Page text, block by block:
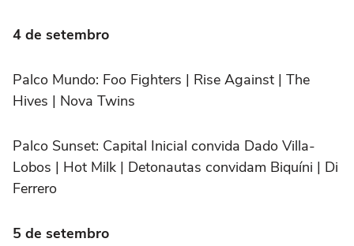
4 de setembro
Palco Mundo: Foo Fighters | Rise Against | The
Hives | Nova Twins
Palco Sunset: Capital Inicial convida Dado Villa-
Lobos | Hot Milk | Detonautas convidam Biquíni | Di
Ferrero
5 de setembro